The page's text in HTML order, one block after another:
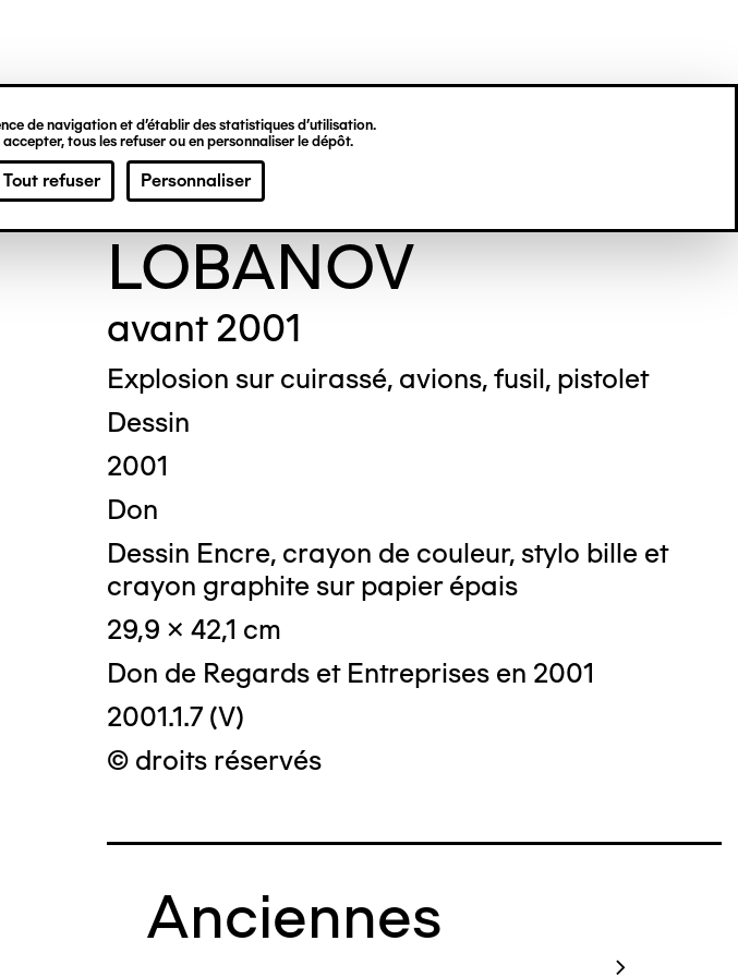
de navigation et d’établir des statistiques d’utilisation.
tous les refuser ou en personnaliser le dépôt.
Tout refuser Personnaliser
Aleksander
LOBANOV
avant 2001
Explosion sur cuirassé, avions, fusil, pistolet
Dessin
2001
Don
Dessin Encre, crayon de couleur, stylo bille et
crayon graphite sur papier épais
29,9 x 42,1 cm
Don de Regards et Entreprises en 2001
2001.1.7 (V)
© droits réservés
Anciennes